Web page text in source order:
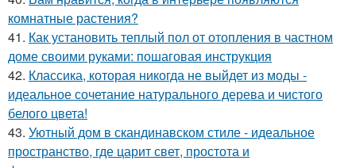
комнатные растения?
41. Как установить теплый пол от отопления в частном
доме своими руками: пошаговая инструкция
42. Классика, которая никогда не выйдет из моды -
идеальное сочетание натурального дерева и чистого
белого цвета!
43. Уютный дом в скандинавском стиле - идеальное
пространство, где царит свет, простота и